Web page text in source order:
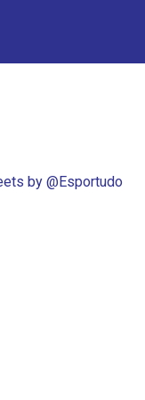
by @Esportudo